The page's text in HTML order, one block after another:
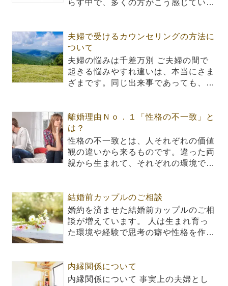
らす中で、多くの方がこう感じてい…
夫婦で受けるカウンセリングの方法に
ついて
夫婦の悩みは千差万別 ご夫婦の間で
起きる悩みやすれ違いは、本当にさま
ざまです。同じ出来事であっても、…
離婚理由Ｎｏ．１「性格の不一致」と
は？
性格の不一致とは、人それぞれの価値
観の違いから来るものです。違った両
親から生まれて、それぞれの環境で…
結婚前カップルのご相談
婚約を済ませた結婚前カップルのご相
談が増えています。 人は生まれ育っ
た環境や経験で思考の癖や性格を作…
内縁関係について
内縁関係について 事実上の夫婦とし